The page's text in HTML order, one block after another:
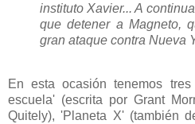
instituto Xavier... A
que detener a Magneto,
gran ataque contra Nueva
En esta ocasión tenemos
escuela' (escrita por Grant
Quitely), 'Planeta X' (también